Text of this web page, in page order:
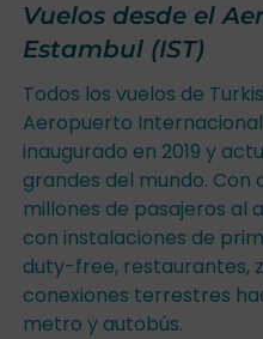
Vuelos desde el
Estambul (IST)
Todos los vuelos de
Aeropuerto
inaugurado en 2019 y
grandes del mundo.
millones de pasajeros al
con instalaciones de
duty-free, restaurantes,
conexiones terrestres
metro y autobús.